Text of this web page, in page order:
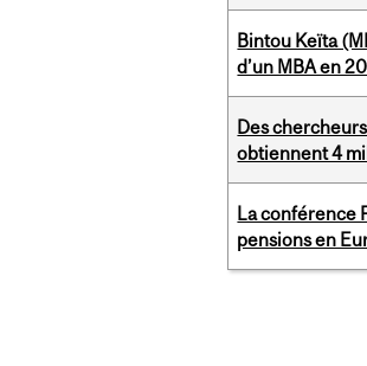
Bintou Keïta
d’un MBA en
Des
obtiennent 4
La conférence
pensions en